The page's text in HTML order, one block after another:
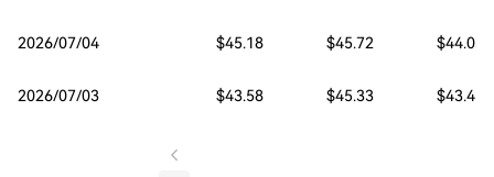
2026/07/04 $45.18 $45.72 $44.03
2026/07/03 $43.58 $45.33 $43.45